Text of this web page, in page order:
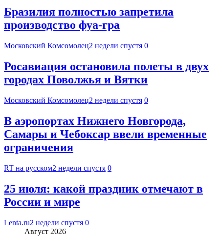
Бразилия полностью запретила
производство фуа-гра
Московский Комсомолец2 недели спустя 0
Росавиация остановила полеты в двух
городах Поволжья и Вятки
Московский Комсомолец2 недели спустя 0
В аэропортах Нижнего Новгорода,
Самары и Чебоксар ввели временные
ограничения
RT на русском2 недели спустя 0
25 июля: какой праздник отмечают в
России и мире
Lenta.ru2 недели спустя 0
Август 2026